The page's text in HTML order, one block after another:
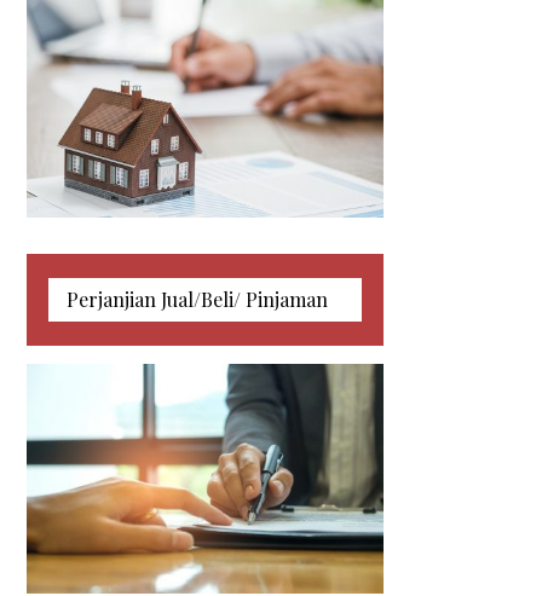
Makahmah Syariah
Perceraian & Perkahwinan
Perjanjian Jual/Beli/ Pinjaman